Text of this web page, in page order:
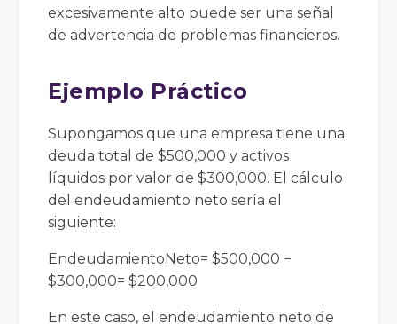
excesivamente alto puede ser una señal
de advertencia de problemas financieros.
Ejemplo Práctico
Supongamos que una empresa tiene una
deuda total de $500,000 y activos
líquidos por valor de $300,000. El cálculo
del endeudamiento neto sería el
siguiente:
EndeudamientoNeto=$500,000 −
$300,000=$200,000
En este caso, el endeudamiento neto de